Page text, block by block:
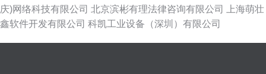
庆)网络科技有限公司 北京滨彬有理法律咨询有限公司
上海萌壮
鑫软件开发有限公司 科凯工业设备（深圳）有限公司